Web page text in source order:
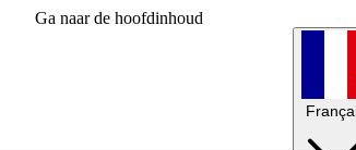
Ga naar de hoofdinhoud